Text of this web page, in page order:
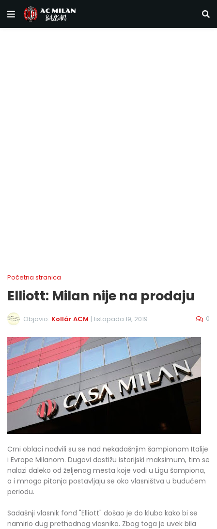
Početna stranica
Elliott: Milan nije na prodaju
Objavio: Kollár ACM | listopada 19, 2019 0
Crni oblaci nadvili su se nad nekadašnjim šampionom Italije
i Evrope Milanom. Dugovi dostižu istorijski maksimum, tim se
nalazi daleko od željenog mesta koje vodi u Ligu šampiona,
a i mnoga pitanja postavljaju se oko vlasništva u budućem
periodu.
Sadašnji vlasnik fond "Elliott" došao je do kluba kako bi se
namirio dug prethodnog vlasnika. Zbog toga je uvek bila